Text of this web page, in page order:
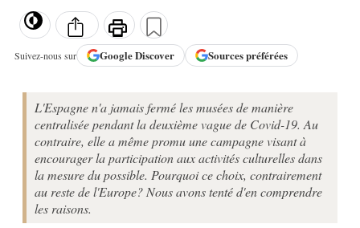
Suivez-nous sur GoogleDiscover Sources préférées
L'Espagne n'a jamais fermé les musées de manière
centralisée pendant la deuxième vague de Covid-19. Au
contraire, elle a même promu une campagne visant à
encourager la participation aux activités culturelles dans
la mesure du possible. Pourquoi ce choix, contrairement
au reste de l'Europe? Nous avons tenté d'en comprendre
les raisons.